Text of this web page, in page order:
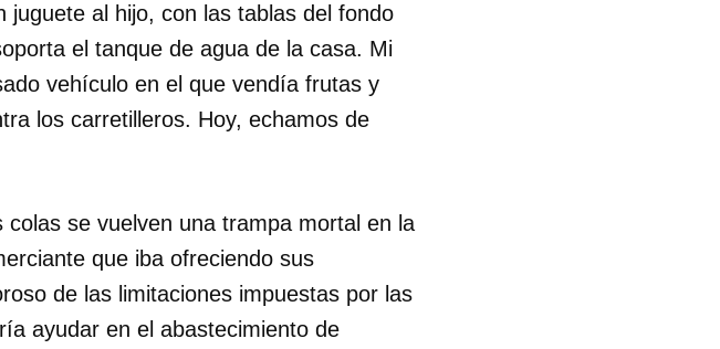
juguete al hijo, con las tablas del fondo
el tanque de agua de la casa. Mi
vehículo en el que vendía frutas y
los carretilleros. Hoy, echamos de
se vuelven una trampa mortal en la
que iba ofreciendo sus
de las limitaciones impuestas por las
ayudar en el abastecimiento de